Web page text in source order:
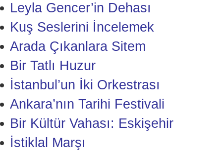
Leyla Gencer’in Dehası
Kuş Seslerini İncelemek
Arada Çıkanlara Sitem
Bir Tatlı Huzur
İstanbul’un İki Orkestrası
Ankara’nın Tarihi Festivali
Bir Kültür Vahası: Eskişehir
İstiklal Marşı